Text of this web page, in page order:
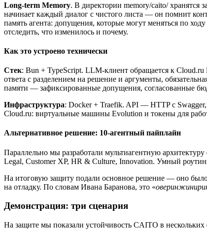
Long-term Memory. В директории memory/caito/
начинает каждый диалог с чистого листа — он помнит
память агента: допущения, которые могут меняться по
отследить, что изменилось и почему.
Как это устроено технически
Стек: Bun + TypeScript. LLM-клиент обращается к
ответа с разделением на решение и аргументы,
памяти — зафиксированные допущения, согласованные
Инфраструктура: Docker + Traefik. API — HTTP с
Cloud.ru: виртуальные машины Evolution и токены для
Альтернативное решение: 10-агентный пайплайн
Параллельно мы разработали мультиагентную
Legal, Customer XP, HR & Culture, Innovation. Умный
На итоговую защиту подали основное решение — оно было
на отладку. По словам Ивана Баранова, это «
Демонстрация: три сценария
На защите мы показали устойчивость CAITO в